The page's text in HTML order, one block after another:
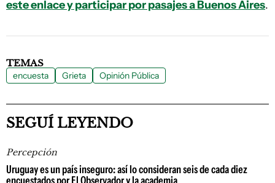
este enlace y participar por pasajes a Buenos Aires.
TEMAS
encuesta Grieta Opinión Pública
SEGUÍ LEYENDO
Percepción
Uruguay es un país inseguro: así lo consideran seis de cada diez